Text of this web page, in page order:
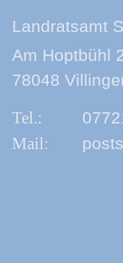
Landratsamt
Am Hoptbühl
78048